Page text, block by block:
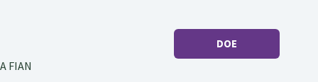
DOE
A FIAN